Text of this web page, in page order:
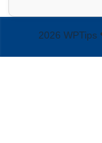
2026